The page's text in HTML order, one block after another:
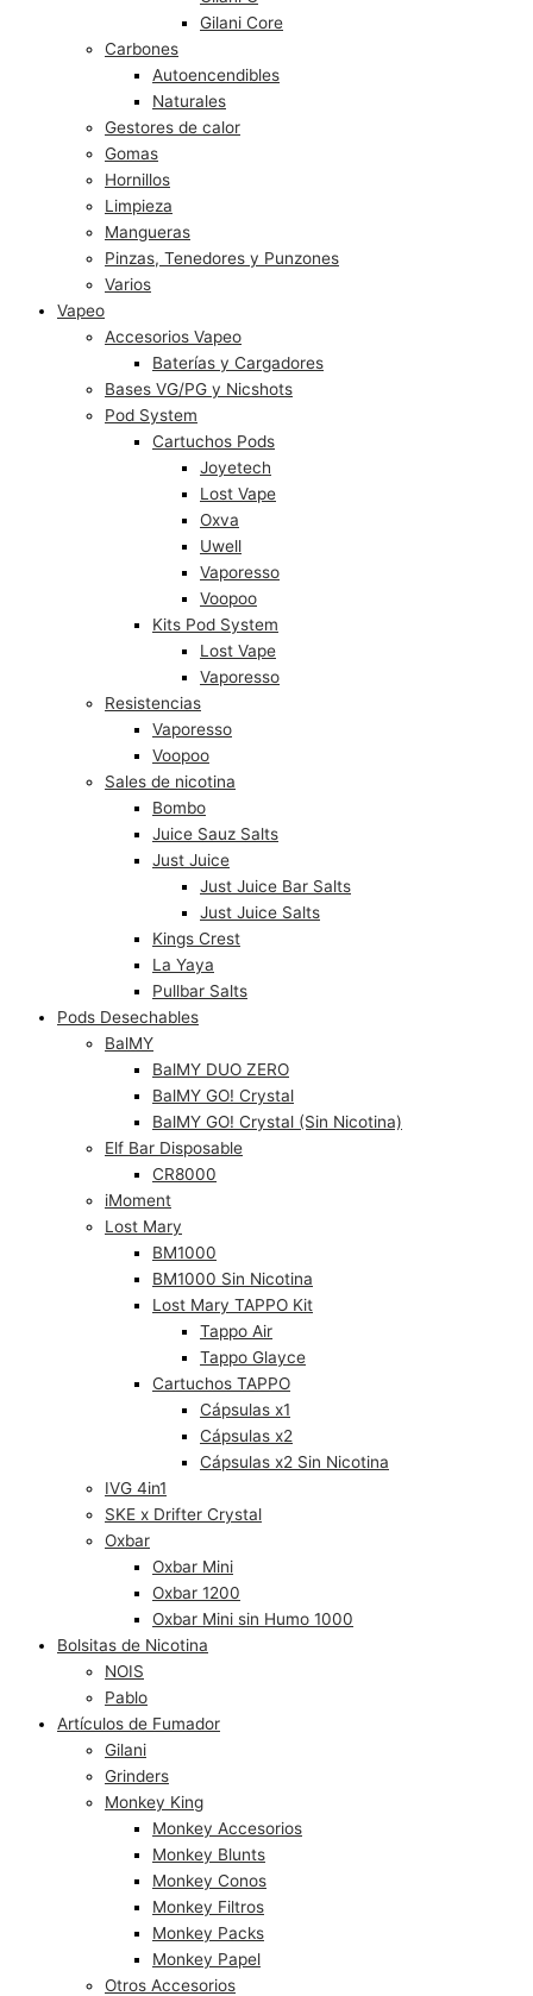
Gilani Core
Carbones
Autoencendibles
Naturales
Gestores de calor
Gomas
Hornillos
Limpieza
Mangueras
Pinzas, Tenedores y Punzones
Varios
Vapeo
Accesorios Vapeo
Baterías y Cargadores
Bases VG/PG y Nicshots
Pod System
Cartuchos Pods
Joyetech
Lost Vape
Oxva
Uwell
Vaporesso
Voopoo
Kits Pod System
Lost Vape
Vaporesso
Resistencias
Vaporesso
Voopoo
Sales de nicotina
Bombo
Juice Sauz Salts
Just Juice
Just Juice Bar Salts
Just Juice Salts
Kings Crest
La Yaya
Pullbar Salts
Pods Desechables
BalMY
BalMY DUO ZERO
BalMY GO! Crystal
BalMY GO! Crystal (Sin Nicotina)
Elf Bar Disposable
CR8000
iMoment
Lost Mary
BM1000
BM1000 Sin Nicotina
Lost Mary TAPPO Kit
Tappo Air
Tappo Glayce
Cartuchos TAPPO
Cápsulas x1
Cápsulas x2
Cápsulas x2 Sin Nicotina
IVG 4in1
SKE x Drifter Crystal
Oxbar
Oxbar Mini
Oxbar 1200
Oxbar Mini sin Humo 1000
Bolsitas de Nicotina
NOIS
Pablo
Artículos de Fumador
Gilani
Grinders
Monkey King
Monkey Accesorios
Monkey Blunts
Monkey Conos
Monkey Filtros
Monkey Packs
Monkey Papel
Otros Accesorios